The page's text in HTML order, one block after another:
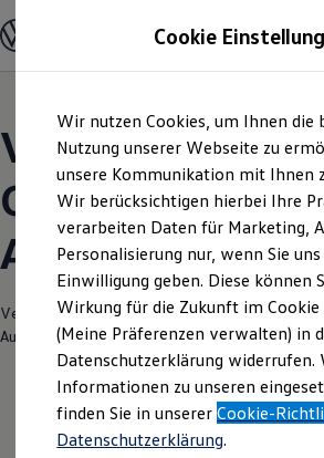
Hauptinhalt
springen
Footer
springen
Modelle und Konfigurator
Konfigurator
Modelle vergleichen
Elektroautos
ENERGY Sondermodelle
Nutzfahrzeuge
SUV und CUV
Familienautos
Kombis
Kompaktwagen
Sportwagen
Schnell verfügbare Fahrzeuge
Angebote und Produkte
Aktuelle Angebote
E-Auto-Förderung
Volkswagen Marktplatz
Die ENERGY Sondermodelle
Junge Gebrauchtwagen und
Volkswagen Zertifizierte
Elektromobilität bei
Volkswagen
Gottfried
Automobil
Verantwortlich für die Inhalte auf dieser Seite ist
Automobilhandels SE(Impressum & Rechtliches )
Cookie
Wir nutzen Cookies, um Ihnen die
Nutzung unserer Webseite zu
unsere Kommunikation mit Ihnen
Wir berücksichtigen hierbei Ihre
verarbeiten Daten für Marketing,
Personalisierung nur, wenn Sie
Einwilligung geben. Diese können
Wirkung für die Zukunft im Cookie
(Meine Präferenzen verwalten) in
Datenschutzerklärung widerrufen.
Informationen zu unseren
finden Sie in unsererCookie-
Datenschutzerklärung.